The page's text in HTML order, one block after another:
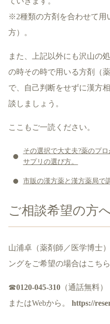
※2種類の方剤を合わせて用
方）。
また、上記以外にも沢山の
の時その時で用いる方剤（
で、自己判断をせずに漢方
談しましょう。
ここもご一読ください。
その選択で大丈夫?薬のプ
サプリの選び方。
市販の漢方薬と漢方薬局で
ご相談希望の方
山浦卓（薬剤師／医学博士
ングをご希望の場合はこち
☎0120-045-310（通話無料）
またはWebから。 https://